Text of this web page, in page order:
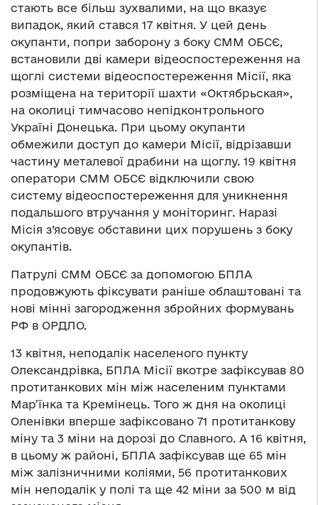
стають все більш зухвалими, на що вказує
випадок, який стався 17 квітня. У цей день
окупанти, попри заборону з боку СММ ОБСЄ,
встановили дві камери відеоспостереження на
щоглі системи відеоспостереження Місії, яка
розміщена на території шахти «Октябрьская»,
на околиці тимчасово непідконтрольного
Україні Донецька. При цьому окупанти
обмежили доступ до камери Місії, відрізавши
частину металевої драбини на щоглу. 19 квітня
оператори СММ ОБСЄ відключили свою
систему відеоспостереження для уникнення
подальшого втручання у моніторинг. Наразі
Місія з’ясовує обставини цих порушень з боку
окупантів.
Патрулі СММ ОБСЄ за допомогою БПЛА
продовжують фіксувати раніше облаштовані та
нові мінні загородження збройних формувань
РФ в ОРДЛО.
13 квітня, неподалік населеного пункту
Олександрівка, БПЛА Місії вкотре зафіксував 80
протитанкових мін між населеним пунктами
Мар’їнка та Кремінець. Того ж дня на околиці
Оленівки вперше зафіксовано 71 протитанкову
міну та 3 міни на дорозі до Славного. А 16 квітня,
в цьому ж районі, БПЛА зафіксував ще 65 мін
між залізничними коліями, 56 протитанкових
мін неподалік у полі та ще 42 міни за 500 м від